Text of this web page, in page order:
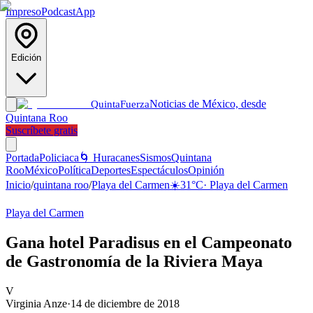
ImpresoPodcastApp
Edición
QuintaFuerzaNoticias de México, desde
Quintana Roo
Suscríbete gratis
PortadaPoliciaca 🌀 HuracanesSismosQuintana
RooMéxicoPolíticaDeportesEspectáculosOpinión
Inicio/quintana roo/Playa del Carmen☀️31°C· Playa del Carmen
Playa del Carmen
Gana hotel Paradisus en el Campeonato
de Gastronomía de la Riviera Maya
V
Virginia Anze·14 de diciembre de 2018